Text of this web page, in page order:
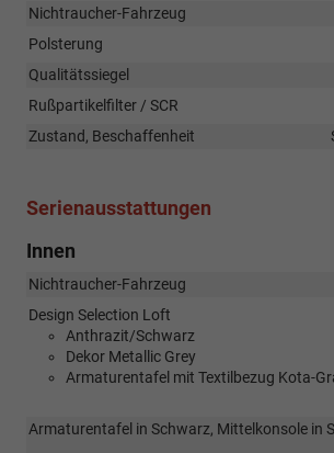
Nichtraucher-Fahrzeug
Polsterung
Qualitätssiegel
Rußpartikelfilter / SCR
Zustand, Beschaffenheit
Serienausstattungen
Innen
Nichtraucher-Fahrzeug
Design Selection Loft
Anthrazit/Schwarz
Dekor Metallic Grey
Armaturentafel mit Textilbezug Kota-
Armaturentafel in Schwarz, Mittelkonsole in